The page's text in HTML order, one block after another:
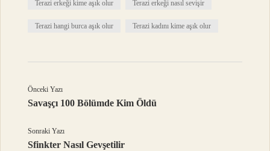
Terazi erkeği kime aşık olur Terazi erkeği nasıl sevişir
Terazi hangi burca aşık olur Terazi kadını kime aşık olur
Önceki Yazı
Savaşçı 100 Bölümde Kim Öldü
Sonraki Yazı
Sfinkter Nasıl Gevşetilir